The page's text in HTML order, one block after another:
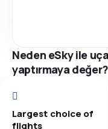
Neden eSky ile
yaptırmaya değer?
Largest choice of
flights